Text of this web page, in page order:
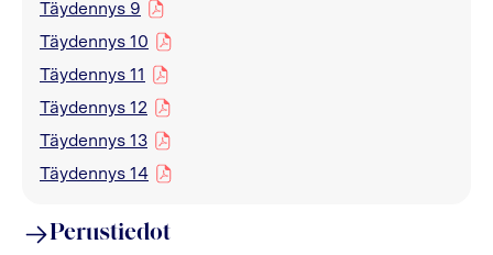
Täydennys 9
pdf
Täydennys 10
pdf
Täydennys 11
pdf
Täydennys 12
pdf
Täydennys 13
pdf
Täydennys 14
pdf
Perustiedot